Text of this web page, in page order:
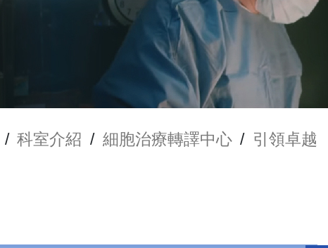
/ 科室介紹 / 細胞治療轉譯中心 / 引領卓越